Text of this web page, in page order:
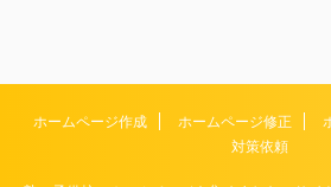
ホームページ作成 ホームページ修正
対策依頼